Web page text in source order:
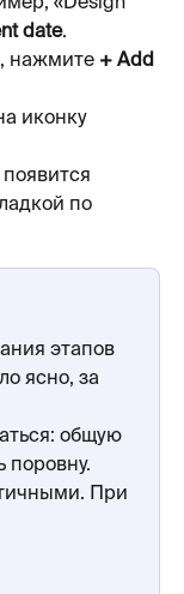
date.
нажмите + Add
иконку
появится
по
этапов
ясно, за
общую
поровну.
При